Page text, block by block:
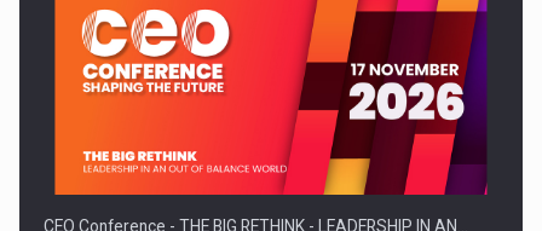
CEO Conference - THE BIG RETHINK - LEADERSHIP IN AN…